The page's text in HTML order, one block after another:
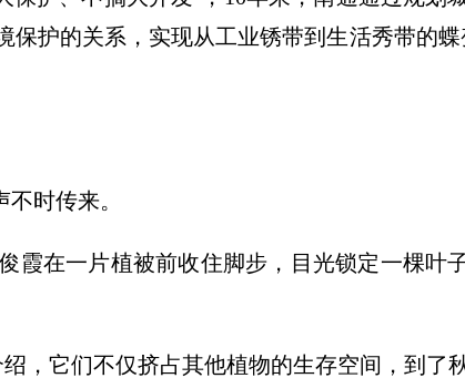
护的关系，实现从工业锈带到生活秀带的蝶
时传来。
霞在一片植被前收住脚步，目光锁定一棵叶
，它们不仅挤占其他植物的生存空间，到了